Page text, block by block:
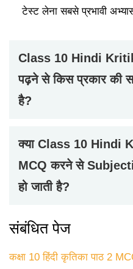
टेस्ट लेना सबसे प्रभावी
Class 10 Hindi
पढ़ने से किस प्रकार की
है?
क्या Class 10 Hindi
MCQ करने से
हो जाती है?
संबंधित पेज
कक्षा 10 हिंदी कृतिका पाठ 2